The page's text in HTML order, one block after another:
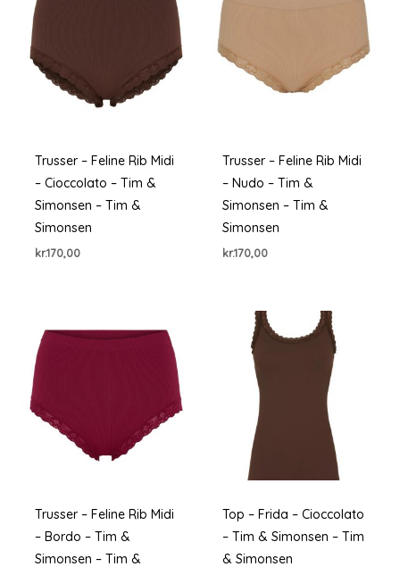
Trusser – Feline Rib Midi
– Cioccolato – Tim &
Simonsen – Tim &
Simonsen
kr.170,00
Trusser – Feline Rib Midi
– Nudo – Tim &
Simonsen – Tim &
Simonsen
kr.170,00
Trusser – Feline Rib Midi
– Bordo – Tim &
Simonsen – Tim &
Top – Frida – Cioccolato
– Tim & Simonsen – Tim
& Simonsen